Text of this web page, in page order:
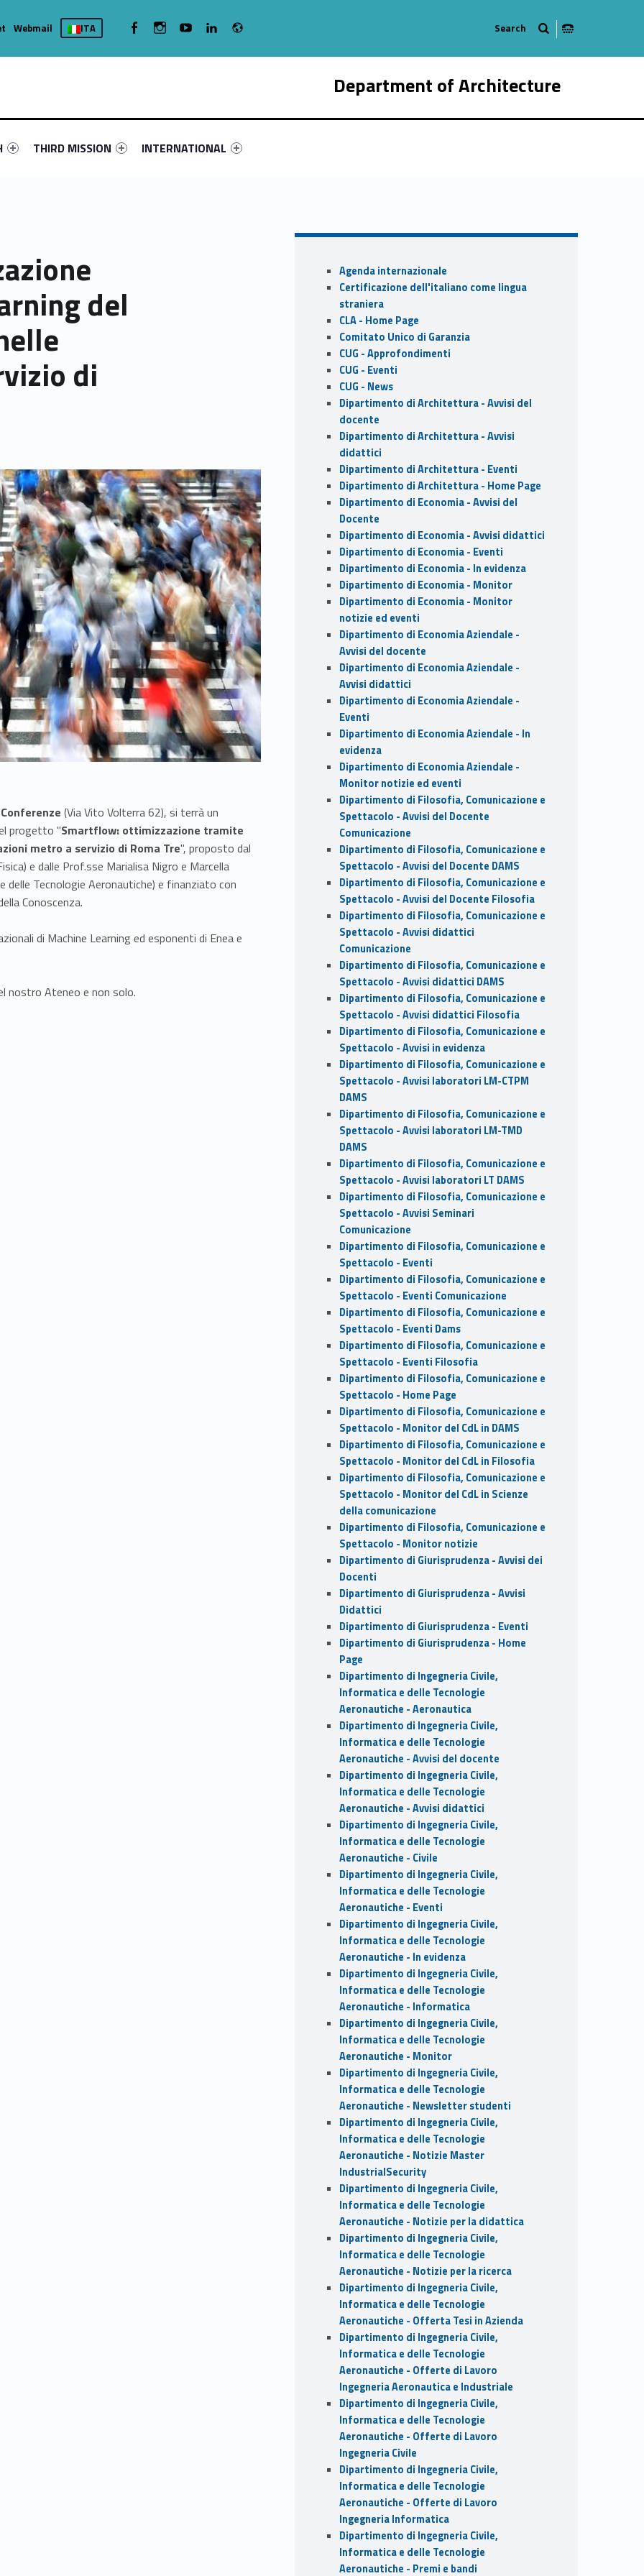
Department of Architecture
12993-4
#link-menu-primary-52992-16
Link identifier #link-menu-primary-70934-19
THIRD MISSION
Link identifier #link-menu-primary-78868-21
INTERNATIONAL
Webmail ITA WebMan on FacebookWebMan on InstagramWebMan on YoutubeWebMan on Linkedin
del
di
(Via Vito Volterra 62), si terrà un
progetto "Smartflow: ottimizzazione tramite
metro a servizio di Roma Tre", proposto dal
e dalle Prof.sse Marialisa Nigro e Marcella
Tecnologie Aeronautiche) e finanziato con
Conoscenza.
di Machine Learning ed esponenti di Enea e
nostro Ateneo e non solo.
Sidebar
Agenda internazionale
Certificazione dell'italiano come lingua
straniera
CLA - Home Page
Comitato Unico di Garanzia
CUG - Approfondimenti
CUG - Eventi
CUG - News
Dipartimento di Architettura - Avvisi del
docente
Dipartimento di Architettura - Avvisi
didattici
Dipartimento di Architettura - Eventi
Dipartimento di Architettura - Home Page
Dipartimento di Economia - Avvisi del
Docente
Dipartimento di Economia - Avvisi didattici
Dipartimento di Economia - Eventi
Dipartimento di Economia - In evidenza
Dipartimento di Economia - Monitor
Dipartimento di Economia - Monitor
notizie ed eventi
Dipartimento di Economia Aziendale -
Avvisi del docente
Dipartimento di Economia Aziendale -
Avvisi didattici
Dipartimento di Economia Aziendale -
Eventi
Dipartimento di Economia Aziendale - In
evidenza
Dipartimento di Economia Aziendale -
Monitor notizie ed eventi
Dipartimento di Filosofia, Comunicazione e
Spettacolo - Avvisi del Docente
Comunicazione
Dipartimento di Filosofia, Comunicazione e
Spettacolo - Avvisi del Docente DAMS
Dipartimento di Filosofia, Comunicazione e
Spettacolo - Avvisi del Docente Filosofia
Dipartimento di Filosofia, Comunicazione e
Spettacolo - Avvisi didattici
Comunicazione
Dipartimento di Filosofia, Comunicazione e
Spettacolo - Avvisi didattici DAMS
Dipartimento di Filosofia, Comunicazione e
Spettacolo - Avvisi didattici Filosofia
Dipartimento di Filosofia, Comunicazione e
Spettacolo - Avvisi in evidenza
Dipartimento di Filosofia, Comunicazione e
Spettacolo - Avvisi laboratori LM-CTPM
DAMS
Dipartimento di Filosofia, Comunicazione e
Spettacolo - Avvisi laboratori LM-TMD
DAMS
Dipartimento di Filosofia, Comunicazione e
Spettacolo - Avvisi laboratori LT DAMS
Dipartimento di Filosofia, Comunicazione e
Spettacolo - Avvisi Seminari
Comunicazione
Dipartimento di Filosofia, Comunicazione e
Spettacolo - Eventi
Dipartimento di Filosofia, Comunicazione e
Spettacolo - Eventi Comunicazione
Dipartimento di Filosofia, Comunicazione e
Spettacolo - Eventi Dams
Dipartimento di Filosofia, Comunicazione e
Spettacolo - Eventi Filosofia
Dipartimento di Filosofia, Comunicazione e
Spettacolo - Home Page
Dipartimento di Filosofia, Comunicazione e
Spettacolo - Monitor del CdL in DAMS
Dipartimento di Filosofia, Comunicazione e
Spettacolo - Monitor del CdL in Filosofia
Dipartimento di Filosofia, Comunicazione e
Spettacolo - Monitor del CdL in Scienze
della comunicazione
Dipartimento di Filosofia, Comunicazione e
Spettacolo - Monitor notizie
Dipartimento di Giurisprudenza - Avvisi dei
Docenti
Dipartimento di Giurisprudenza - Avvisi
Didattici
Dipartimento di Giurisprudenza - Eventi
Dipartimento di Giurisprudenza - Home
Page
Dipartimento di Ingegneria Civile,
Informatica e delle Tecnologie
Aeronautiche - Aeronautica
Dipartimento di Ingegneria Civile,
Informatica e delle Tecnologie
Aeronautiche - Avvisi del docente
Dipartimento di Ingegneria Civile,
Informatica e delle Tecnologie
Aeronautiche - Avvisi didattici
Dipartimento di Ingegneria Civile,
Informatica e delle Tecnologie
Aeronautiche - Civile
Dipartimento di Ingegneria Civile,
Informatica e delle Tecnologie
Aeronautiche - Eventi
Dipartimento di Ingegneria Civile,
Informatica e delle Tecnologie
Aeronautiche - In evidenza
Dipartimento di Ingegneria Civile,
Informatica e delle Tecnologie
Aeronautiche - Informatica
Dipartimento di Ingegneria Civile,
Informatica e delle Tecnologie
Aeronautiche - Monitor
Dipartimento di Ingegneria Civile,
Informatica e delle Tecnologie
Aeronautiche - Newsletter studenti
Dipartimento di Ingegneria Civile,
Informatica e delle Tecnologie
Aeronautiche - Notizie Master
IndustrialSecurity
Dipartimento di Ingegneria Civile,
Informatica e delle Tecnologie
Aeronautiche - Notizie per la didattica
Dipartimento di Ingegneria Civile,
Informatica e delle Tecnologie
Aeronautiche - Notizie per la ricerca
Dipartimento di Ingegneria Civile,
Informatica e delle Tecnologie
Aeronautiche - Offerta Tesi in Azienda
Dipartimento di Ingegneria Civile,
Informatica e delle Tecnologie
Aeronautiche - Offerte di Lavoro
Ingegneria Aeronautica e Industriale
Dipartimento di Ingegneria Civile,
Informatica e delle Tecnologie
Aeronautiche - Offerte di Lavoro
Ingegneria Civile
Dipartimento di Ingegneria Civile,
Informatica e delle Tecnologie
Aeronautiche - Offerte di Lavoro
Ingegneria Informatica
Dipartimento di Ingegneria Civile,
Informatica e delle Tecnologie
Aeronautiche - Premi e bandi